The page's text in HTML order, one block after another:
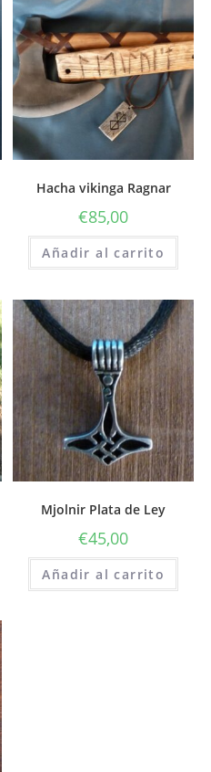
Hacha vikinga Ragnar
€85,00
Añadir al carrito
Mjolnir Plata de Ley
€45,00
Añadir al carrito